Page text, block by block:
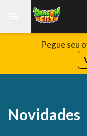
Pegue seu
Novidades